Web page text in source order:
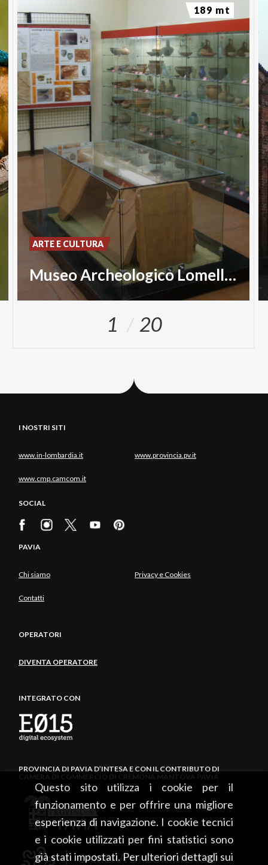
Questo sito utilizza i cookie per il
funzionamento e per offrire una migliore
esperienza di navigazione. I cookie tecnici
e i cookie utilizzati per fini statistici sono
già stati impostati. Per ulteriori dettagli sui
Museo Archeologico Lomellino di Gambolò
ARTE E CULTURA
189 mt
1 20
I NOSTRI SITI
www.in-lombardia.it www.provincia.pv.it
www.cmp.camcom.it
SOCIAL
PAVIA
Chi siamo Privacy e Cookies
Contatti
OPERATORI
DIVENTA OPERATORE
INTEGRATO CON
PROVINCIA DI PAVIA D’INTESA E CON IL CONTRIBUTO DI
CAMERA DI COMMERCIO DI CREMONA MANTOVA PAVIA